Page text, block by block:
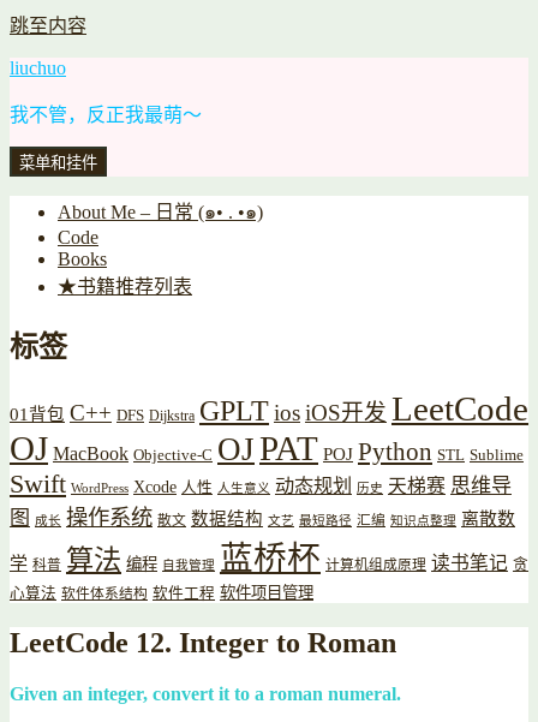
跳至内容
liuchuo
我不管，反正我最萌～
菜单和挂件
About Me – 日常 (๑• . •๑)
Code
Books
★书籍推荐列表
标签
01背包 C++ DFS Dijkstra GPLTiosiOS开发 LeetCode
OJ MacBook Objective-C OJPAT POJ Python STL Sublime
Swift WordPress Xcode 人性 人生意义 动态规划 历史 天梯赛 思维导
图
成长 操作系统 散文 数据结构 文艺 最短路径 汇编 知识点整理 离散数
学 科普 算法 编程 自我管理 蓝桥杯 计算机组成原理 读书笔记 贪
心算法 软件体系结构 软件工程 软件项目管理
LeetCode 12. Integer to Roman
Given an integer, convert it to a roman numeral.